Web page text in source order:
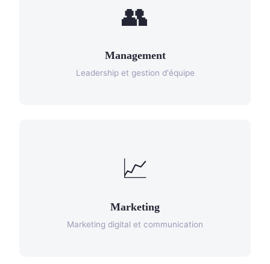
👥
Management
Leadership et gestion d'équipe
📈
Marketing
Marketing digital et communication